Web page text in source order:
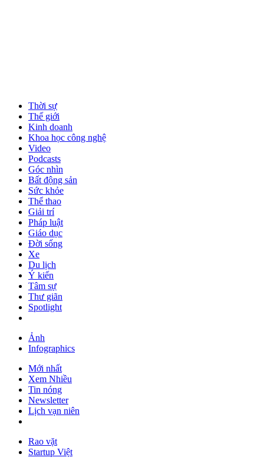
Thời sự
Thế giới
Kinh doanh
Khoa học công nghệ
Video
Podcasts
Góc nhìn
Bất động sản
Sức khỏe
Thể thao
Giải trí
Pháp luật
Giáo dục
Đời sống
Xe
Du lịch
Ý kiến
Tâm sự
Thư giãn
Spotlight
Ảnh
Infographics
Mới nhất
Xem Nhiều
Tin nóng
Newsletter
Lịch vạn niên
Rao vặt
Startup Việt